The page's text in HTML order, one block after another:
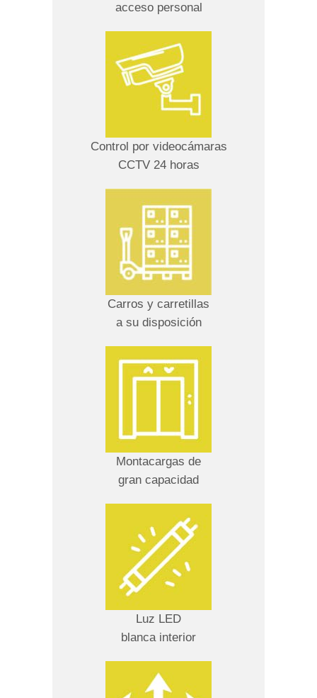
acceso personal
Control por videocámaras
CCTV 24 horas
Carros y carretillas
a su disposición
Montacargas de
gran capacidad
Luz LED
blanca interior